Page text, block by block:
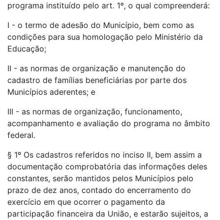
programa instituído pelo art. 1º, o qual compreenderá:
I - o termo de adesão do Município, bem como as
condições para sua homologação pelo Ministério da
Educação;
II - as normas de organização e manutenção do
cadastro de famílias beneficiárias por parte dos
Municípios aderentes; e
III - as normas de organização, funcionamento,
acompanhamento e avaliação do programa no âmbito
federal.
§ 1º Os cadastros referidos no inciso II, bem assim a
documentação comprobatória das informações deles
constantes, serão mantidos pelos Municípios pelo
prazo de dez anos, contado do encerramento do
exercício em que ocorrer o pagamento da
participação financeira da União, e estarão sujeitos, a